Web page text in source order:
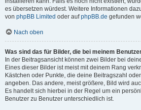
es übersetzen würdest. Weitere Informationen
von phpBB Limited oder aufphpBB.de gefunden
Nach oben
Was sind das für Bilder, die bei meinem
In der Beitragsansicht können zwei Bilder bei
Eines dieser Bilder ist meist mit deinem Rang
Kästchen oder Punkte, die deine Beitragszahl
angeben. Das andere, meist größere, Bild wird
Es handelt sich hierbei in der Regel um ein
Benutzer zu Benutzer unterschiedlich ist.